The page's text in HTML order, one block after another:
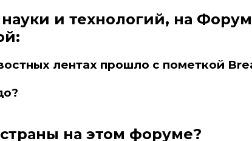
и технологий, на
лентах прошло с пометкой
на этом форуме?